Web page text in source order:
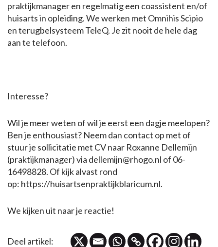
praktijkmanager en regelmatig een coassistent en/of
huisarts in opleiding. We werken met Omnihis Scipio
en terugbelsysteem TeleQ. Je zit nooit de hele dag
aan te telefoon.
Interesse?
Wil je meer weten of wil je eerst een dagje meelopen?
Ben je enthousiast? Neem dan contact op met of
stuur je sollicitatie met CV naar Roxanne Dellemijn
(praktijkmanager) via dellemijn@rhogo.nl of 06-
16498828. Of kijk alvast rond
op: https://huisartsenpraktijkblaricum.nl.
We kijken uit naar je reactie!
Deel artikel: